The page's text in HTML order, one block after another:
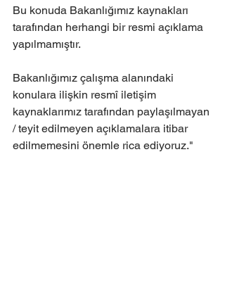
Bu konuda Bakanlığımız kaynakları
tarafından herhangi bir resmi açıklama
yapılmamıştır.
Bakanlığımız çalışma alanındaki
konulara ilişkin resmî iletişim
kaynaklarımız tarafından paylaşılmayan
/ teyit edilmeyen açıklamalara itibar
edilmemesini önemle rica ediyoruz."